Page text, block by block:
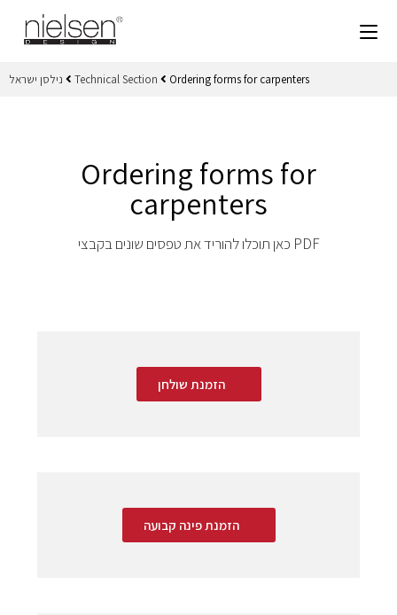
נילסן ישראל Technical Section Ordering forms for carpenters
Ordering forms for
carpenters
כאן תוכלו להוריד את טפסים שונים בקבצי PDF
הזמנת שולחן
הזמנת פינה קבועה